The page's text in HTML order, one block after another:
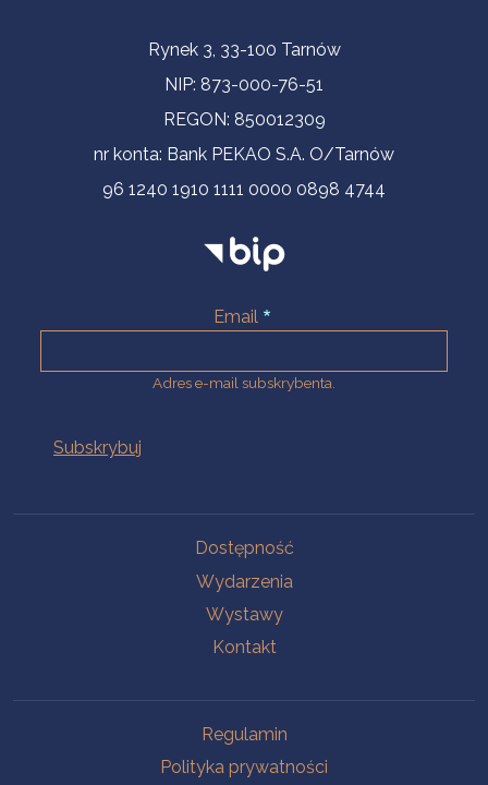
Informacje kontaktoweRynek 3, 33-100 Tarnów
NIP: 873-000-76-51
REGON: 850012309
nr konta: Bank PEKAO S.A. O/Tarnów
96 1240 1910 1111 0000 0898 4744
Email
Adres e-mail subskrybenta.
Dostępność
Wydarzenia
Wystawy
Kontakt
Regulamin
Polityka prywatności